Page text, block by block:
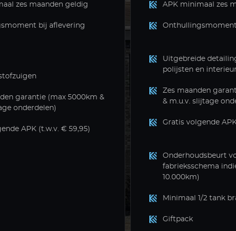
zes maanden geldig
bij aflevering
garantie (max 5000km &
onderdelen)
APK (t.w.v. € 59,95)
APK minimaal zes
Uitgebreide
polijsten en
Zes maanden
& m.u.v. slijtage
Gratis volgende
Onderhoudsbeurt
fabrieksschema
10.000km)
Minimaal 1/2 tank
Giftpack